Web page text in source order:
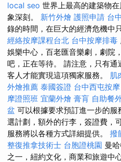
local seo 世界上最高的建築物
象深刻。 新竹外燴 護照申請 台
錄的時間，在巨大的經濟危機中
經絡按摩課程台北 台中按摩排毒
娛樂中心，百老匯音樂劇，劇院
吧，正在等待。 請注意，只有通
客人才能實現這項獨家服務。 肌
外燴推薦 泰國簽證 台中西屯按摩
摩證照班 宜蘭外燴 膏肓 自助餐
盆 可以根據要求預訂進一步的
選計劃，額外的行李，簽證費，
服務將以各種方式詳細提供。 撥
整復推拿技術士 台胞證桃園 曼
之一，紐約文化，商業和旅遊中